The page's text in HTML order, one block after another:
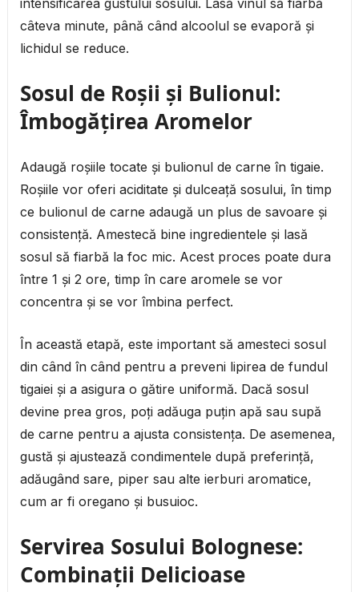
intensificarea gustului sosului. Lasă vinul să fiarbă
câteva minute, până când alcoolul se evaporă și
lichidul se reduce.
Sosul de Roșii și Bulionul:
Îmbogățirea Aromelor
Adaugă roșiile tocate și bulionul de carne în tigaie.
Roșiile vor oferi aciditate și dulceață sosului, în timp
ce bulionul de carne adaugă un plus de savoare și
consistență. Amestecă bine ingredientele și lasă
sosul să fiarbă la foc mic. Acest proces poate dura
între 1 și 2 ore, timp în care aromele se vor
concentra și se vor îmbina perfect.
În această etapă, este important să amesteci sosul
din când în când pentru a preveni lipirea de fundul
tigaiei și a asigura o gătire uniformă. Dacă sosul
devine prea gros, poți adăuga puțin apă sau supă
de carne pentru a ajusta consistența. De asemenea,
gustă și ajustează condimentele după preferință,
adăugând sare, piper sau alte ierburi aromatice,
cum ar fi oregano și busuioc.
Servirea Sosului Bolognese:
Combinații Delicioase